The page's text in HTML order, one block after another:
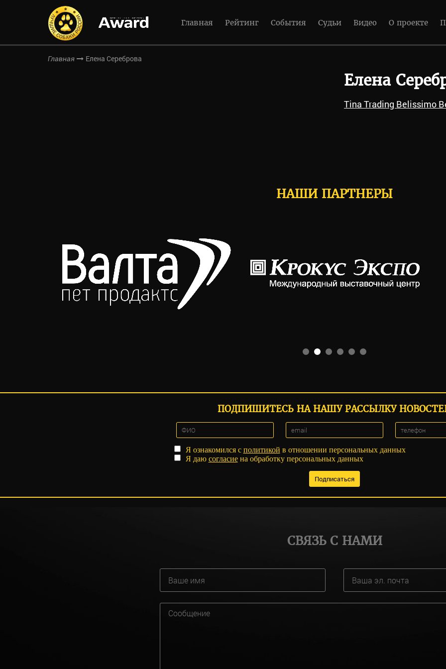
Главная Рейтинг События Судьи Видео О проекте
Главная Елена Сереброва
Елена
Tina Trading Belissimo
НАШИ ПАРТНЕРЫ
ПОДПИШИТЕСЬ НА НАШУ РАССЫЛКУ
Я ознакомился с политикой в отношении персональных данных
Я даю согласиена обработку персональных данных
СВЯЗЬ С НАМИ